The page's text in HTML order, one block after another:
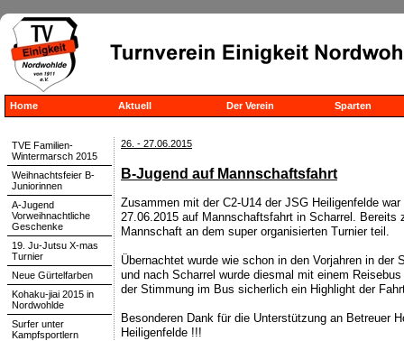
Home Aktuell Der Verein Sparten
26. - 27.06.2015
B-Jugend auf Mannschaftsfahrt
Zusammen mit der C2-U14 der JSG Heiligenfelde
27.06.2015 auf Mannschaftsfahrt in Scharrel. Bereits
Mannschaft an dem super organisierten Turnier teil.
Übernachtet wurde wie schon in den Vorjahren in der
und nach Scharrel wurde diesmal mit einem
der Stimmung im Bus sicherlich ein Highlight der
Besonderen Dank für die Unterstützung an Betreuer
Heiligenfelde !!!
TVE Familien-
Wintermarsch 2015
Weihnachtsfeier B-
Juniorinnen
A-Jugend
Vorweihnachtliche
Geschenke
19. Ju-Jutsu X-mas
Turnier
Neue Gürtelfarben
Kohaku-jiai 2015 in
Nordwohlde
Surfer unter
Kampfsportlern